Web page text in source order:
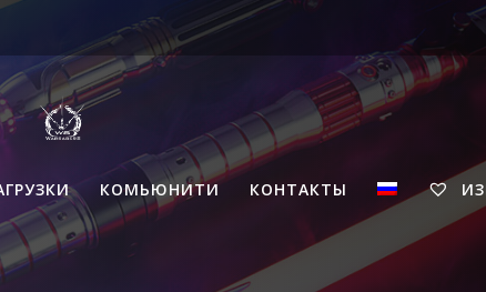
КОМЬЮНИТИ КОНТАКТЫ